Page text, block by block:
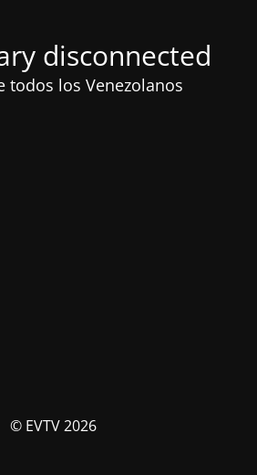
disconnected
todos los Venezolanos
© EVTV 2026